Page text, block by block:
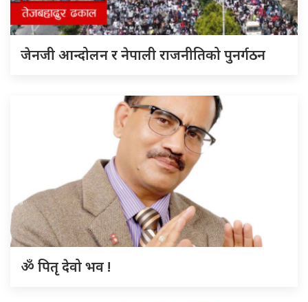
जेनजी आन्दोलन र नेपाली राजनीतिको पुनर्गठन
ॐ पितृ देवो भव !